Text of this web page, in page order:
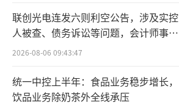
联创光电连发六则利空公告，涉及实控
人被查、债务诉讼等问题，会计师事务
所曾出具“保留意见”
2026-08-06 09:43:47
统一中控上半年：食品业务稳步增长，
饮品业务除奶茶外全线承压